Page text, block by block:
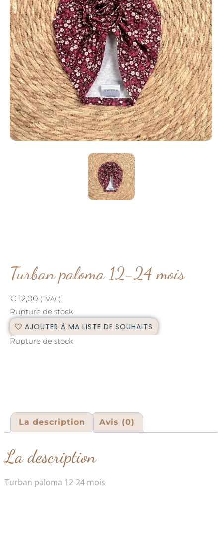
Turban paloma 12-24 mois
€ 12,00 (TVAC)
Rupture de stock
AJOUTER À MA LISTE DE SOUHAITS
Rupture de stock
La description Avis (0)
La description
Turban paloma 12-24 mois